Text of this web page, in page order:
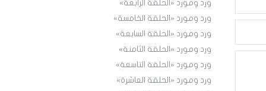
ورد ومورد «الحلقة الرابعة»
ورد ومورد «الحلقة الخامسة»
ورد ومورد «الحلقة السابعة»
ورد ومورد «الحلقة الثامنة»
ورد ومورد «الحلقة التاسعة»
ورد ومورد «الحلقة العاشرة»